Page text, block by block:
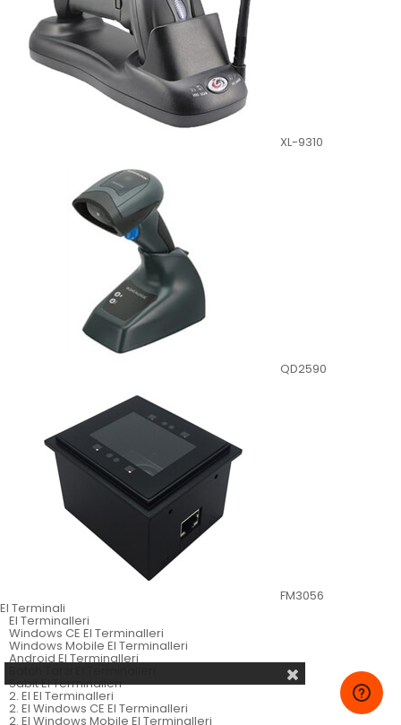
XL-9310
QD2590
FM3056
El Terminali
El Terminalleri
Windows CE El Terminalleri
Windows Mobile El Terminalleri
Android El Terminalleri
Sabit El Terminalleri
2. El El Terminalleri
2. El Windows CE El Terminalleri
2. El Windows Mobile El Terminalleri